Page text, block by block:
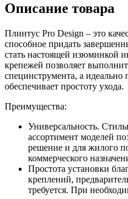
Описание товара
Плинтус Pro Design – это
способное придать
стать настоящей изюминкой
крепежей позволяет
специнструмента, а идеально
обеспечивает простоту ухода.
Преимущества:
Универсальность.
ассортимент моделей
решение и для жилого
коммерческого
Простота установки
креплений,
требуется. При